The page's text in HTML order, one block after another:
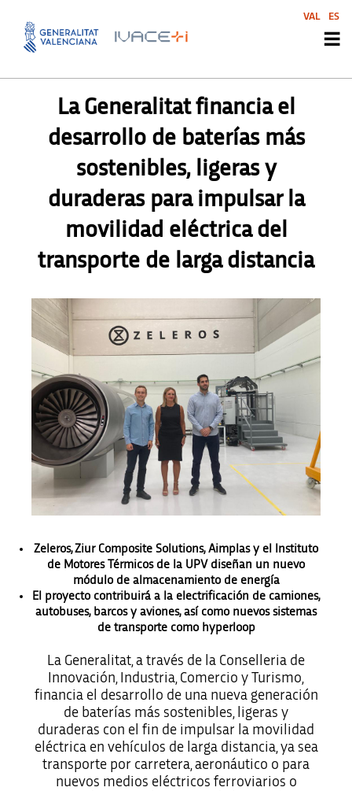
PRENSA , PRENSA
La Generalitat financia el
desarrollo de baterías más
sostenibles, ligeras y
duraderas para impulsar la
movilidad eléctrica del
transporte de larga distancia
Zeleros, Ziur Composite Solutions, Aimplas y el Instituto
de Motores Térmicos de la UPV diseñan un nuevo
módulo de almacenamiento de energía
El proyecto contribuirá a la electrificación de camiones,
autobuses, barcos y aviones, así como nuevos sistemas
de transporte como hyperloop
La Generalitat, a través de la Conselleria de
Innovación, Industria, Comercio y Turismo,
financia el desarrollo de una nueva generación
de baterías más sostenibles, ligeras y
duraderas con el fin de impulsar la movilidad
eléctrica en vehículos de larga distancia, ya sea
transporte por carretera, aeronáutico o para
nuevos medios eléctricos ferroviarios o
VAL ES